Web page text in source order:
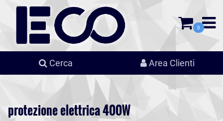
0
Cerca Area Clienti
protezione elettrica 400W